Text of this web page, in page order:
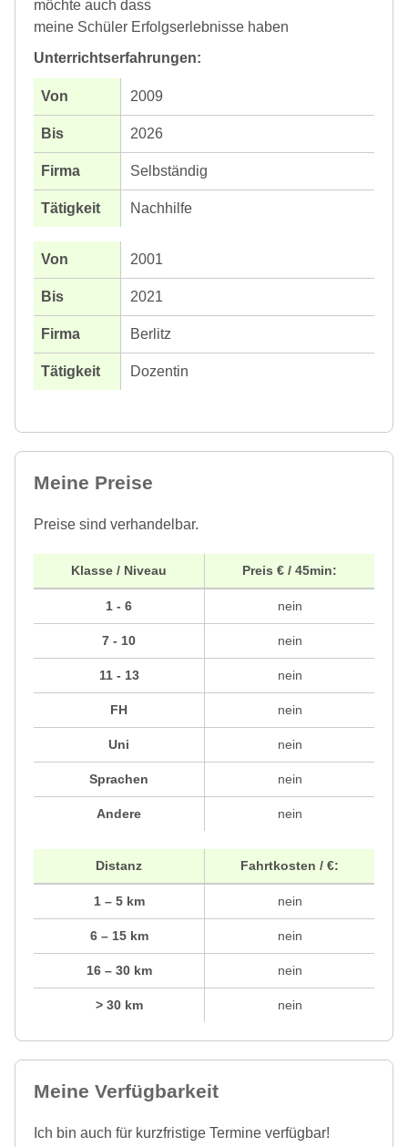
möchte auch dass
meine Schüler Erfolgserlebnisse haben
Unterrichtserfahrungen:
2009
2026
Selbständig
Nachhilfe
2001
2021
Berlitz
Dozentin
Meine Preise
Preise sind verhandelbar.
Klasse / Niveau
1 - 6
7 - 10
11 - 13
FH
Uni
Sprachen
Andere
Preis € / 45min:
nein
nein
nein
nein
nein
nein
nein
Distanz
1 – 5 km
6 – 15 km
16 – 30 km
> 30 km
Fahrtkosten / €:
nein
nein
nein
nein
Meine Verfügbarkeit
Ich bin auch für kurzfristige Termine verfügbar!